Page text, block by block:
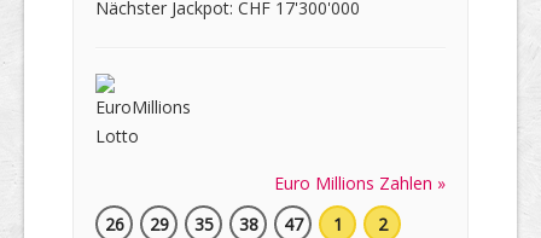
Nächster Jackpot: CHF 17'300'000
Euro Millions Zahlen »
26
29 35 38 47 1 2